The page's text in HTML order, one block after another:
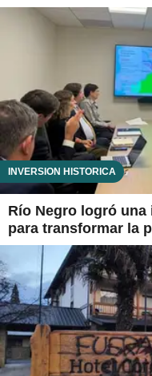
INVERSIÓN HISTÓRICA
Río Negro logró
para transformar la